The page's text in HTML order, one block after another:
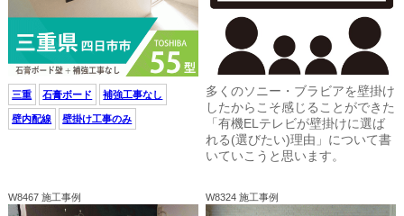
三重 石膏ボード 補強工事なし
壁内配線 壁掛け工事のみ
多くのソニー・ブラビアを壁掛け
したからこそ感じることができた
「有機ELテレビが壁掛けに選ば
れる(選びたい)理由」について書
いていこうと思います。
W8467 施工事例 W8324 施工事例